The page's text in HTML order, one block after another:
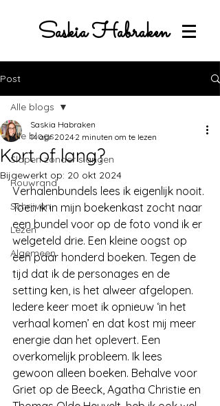
Saskia Habraken
Post
Alle blogs
Slapen zonder slangen
Rouwrand
Schrijven
Lezen
Algemeen
Alle blogs
Kort of lang?
Saskia Habraken
14 apr 2024 2 minuten om te lezen
Bijgewerkt op: 20 okt 2024
Verhalenbundels lees ik eigenlijk nooit.
Toen ik in mijn boekenkast zocht naar
een bundel voor op de foto vond ik er
welgeteld drie. Een kleine oogst op
een paar honderd boeken. Tegen de
tijd dat ik de personages en de
setting ken, is het alweer afgelopen.
Iedere keer moet ik opnieuw ‘in het
verhaal komen’ en dat kost mij meer
energie dan het oplevert. Een
overkomelijk probleem. Ik lees
gewoon alleen boeken. Behalve voor
Griet op de Beeck, Agatha Christie en